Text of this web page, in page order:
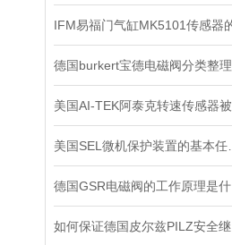
德国burkert宝德电磁阀分类整理